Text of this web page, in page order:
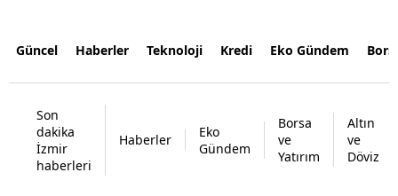
Güncel Haberler Teknoloji Kredi Eko Gündem
Son
dakika
İzmir
haberleri
Haberler
Eko
Gündem
Borsa
ve
Yatırım
Altın
ve
Döviz